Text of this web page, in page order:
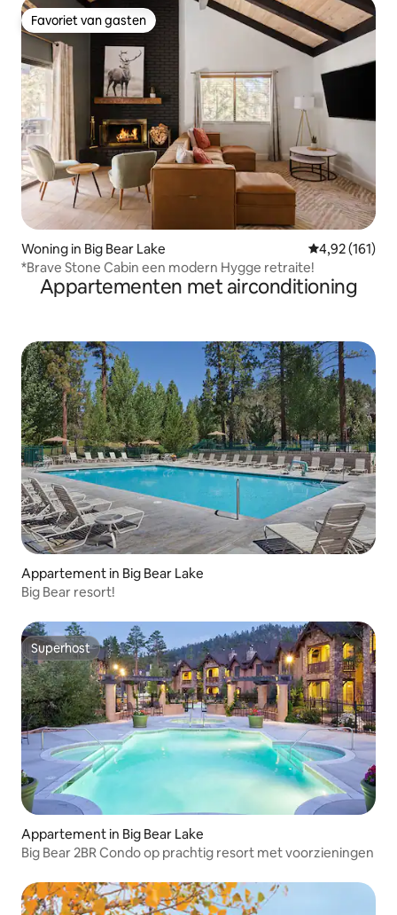
Favoriet van gasten
Favoriet van gasten
Woning in Big Bear Lake Gemiddelde
4,92 (161)
*Brave Stone Cabin een modern Hygge retraite!
Appartementen met airconditioning
Appartement in Big Bear Lake
Big Bear resort!
Superhost
Superhost
Appartement in Big Bear Lake
Big Bear 2BR Condo op prachtig resort met voorzieningen